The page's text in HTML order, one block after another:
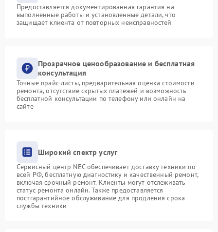
Предоставляется документированная гарантия на
выполненные работы и установленные детали, что
защищает клиента от повторных неисправностей
Прозрачное ценообразование и бесплатная
консультация
Точные прайс-листы, предварительная оценка стоимости
ремонта, отсутствие скрытых платежей и возможность
бесплатной консультации по телефону или онлайн на
сайте
Широкий спектр услуг
Сервисный центр NEC обеспечивает доставку техники по
всей РФ, бесплатную диагностику и качественный ремонт,
включая срочный ремонт. Клиенты могут отслеживать
статус ремонта онлайн. Также предоставляется
постгарантийное обслуживание для продления срока
службы техники